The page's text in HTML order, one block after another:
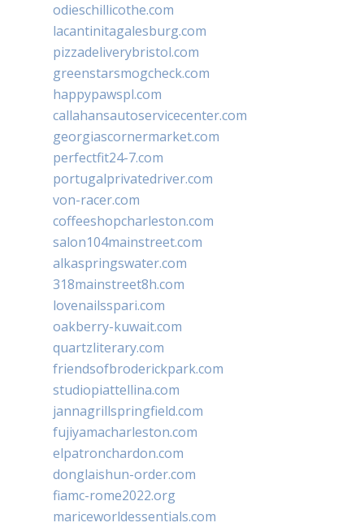
odieschillicothe.com
lacantinitagalesburg.com
pizzadeliverybristol.com
greenstarsmogcheck.com
happypawspl.com
callahansautoservicecenter.com
georgiascornermarket.com
perfectfit24-7.com
portugalprivatedriver.com
von-racer.com
coffeeshopcharleston.com
salon104mainstreet.com
alkaspringswater.com
318mainstreet8h.com
lovenailsspari.com
oakberry-kuwait.com
quartzliterary.com
friendsofbroderickpark.com
studiopiattellina.com
jannagrillspringfield.com
fujiyamacharleston.com
elpatronchardon.com
donglaishun-order.com
fiamc-rome2022.org
mariceworldessentials.com